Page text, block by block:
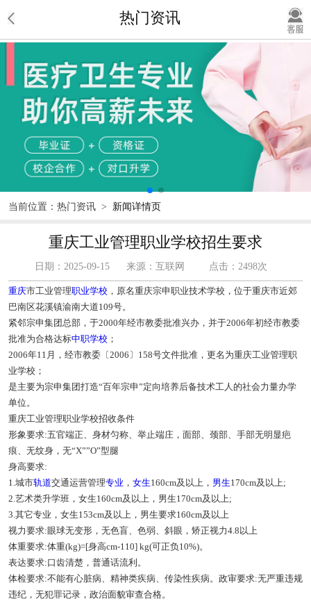
热门资讯
当前位置： 热门资讯 > 新闻详情页
重庆工业管理职业学校招生要求
日期：2025-09-15 来源：互联网 点击：2498次
重庆市工业管理职业学校 ，原名重庆宗申职业技术学校，位于重庆市近郊
巴南区花溪镇渝南大道109号。
紧邻宗申集团总部，于2000年经市教委批准兴办，并于2006年初经市教委
批准为合格达标中职学校 ；
2006年11月，经市教委〔2006〕158号文件批准，更名为重庆工业管理职
业学校；
是主要为宗申集团打造“百年宗申”定向培养后备技术工人的社会力量办学
单位。
重庆工业管理职业学校招收条件
形象要求:五官端正、身材匀称、举止端庄，面部、颈部、手部无明显疤
痕、无纹身，无“X””O”型腿
身高要求:
1.城市轨道交通运营管理专业 ， 女生160cm及以上， 男生170cm及以上;
2.艺术类升学班，女生160cm及以上，男生170cm及以上;
3.其它专业，女生153cm及以上，男生要求160cm及以上
视力要求:眼球无变形，无色盲、色弱、斜眼，矫正视力4.8以上
体重要求:体重(kg)=[身高cm-110] kg(可正负10%)。
表达要求:口齿清楚，普通话流利。
体检要求:不能有心脏病、精神类疾病、传染性疾病。政审要求:无严重违规
违纪，无犯罪记录，政治面貌审查合格。